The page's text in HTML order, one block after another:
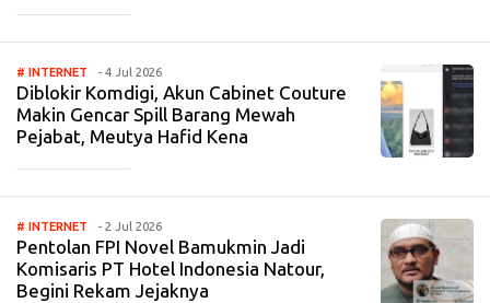
# INTERNET - 4 Jul 2026
Diblokir Komdigi, Akun Cabinet Couture
Makin Gencar Spill Barang Mewah
Pejabat, Meutya Hafid Kena
# INTERNET - 2 Jul 2026
Pentolan FPI Novel Bamukmin Jadi
Komisaris PT Hotel Indonesia Natour,
Begini Rekam Jejaknya